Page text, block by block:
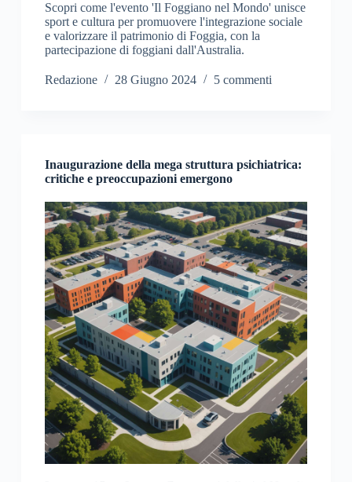
Scopri come l'evento 'Il Foggiano nel Mondo' unisce
sport e cultura per promuovere l'integrazione sociale
e valorizzare il patrimonio di Foggia, con la
partecipazione di foggiani dall'Australia.
Redazione 28 Giugno 2024 5 commenti
Inaugurazione della mega struttura psichiatrica:
critiche e preoccupazioni emergono